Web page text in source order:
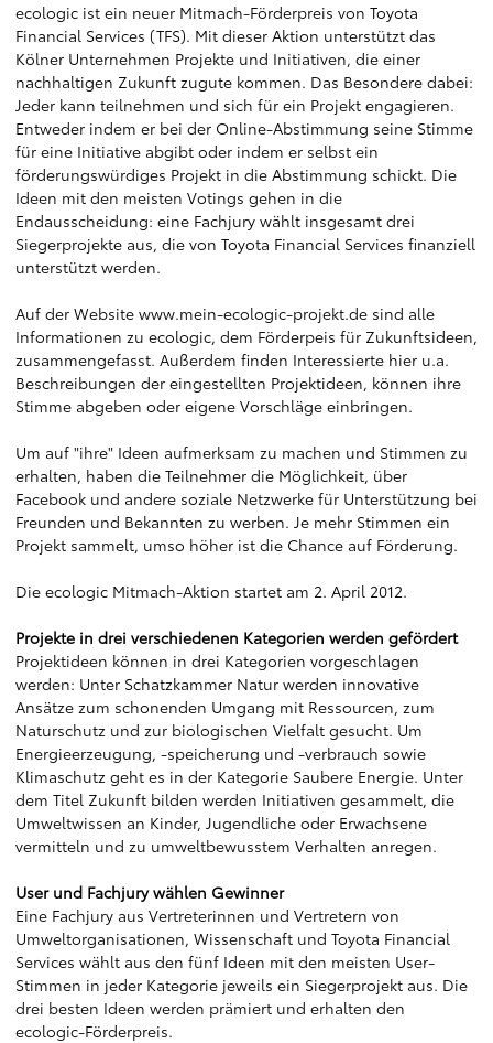
ecologic ist ein neuer Mitmach-Förderpreis von Toyota
Financial Services (TFS). Mit dieser Aktion unterstützt das
Kölner Unternehmen Projekte und Initiativen, die einer
nachhaltigen Zukunft zugute kommen. Das Besondere dabei:
Jeder kann teilnehmen und sich für ein Projekt engagieren.
Entweder indem er bei der Online-Abstimmung seine Stimme
für eine Initiative abgibt oder indem er selbst ein
förderungswürdiges Projekt in die Abstimmung schickt. Die
Ideen mit den meisten Votings gehen in die
Endausscheidung: eine Fachjury wählt insgesamt drei
Siegerprojekte aus, die von Toyota Financial Services finanziell
unterstützt werden.
Auf der Website www.mein-ecologic-projekt.de sind alle
Informationen zu ecologic, dem Förderpeis für Zukunftsideen,
zusammengefasst. Außerdem finden Interessierte hier u.a.
Beschreibungen der eingestellten Projektideen, können ihre
Stimme abgeben oder eigene Vorschläge einbringen.
Um auf "ihre" Ideen aufmerksam zu machen und Stimmen zu
erhalten, haben die Teilnehmer die Möglichkeit, über
Facebook und andere soziale Netzwerke für Unterstützung bei
Freunden und Bekannten zu werben. Je mehr Stimmen ein
Projekt sammelt, umso höher ist die Chance auf Förderung.
Die ecologic Mitmach-Aktion startet am 2. April 2012.
Projekte in drei verschiedenen Kategorien werden gefördert
Projektideen können in drei Kategorien vorgeschlagen
werden: Unter Schatzkammer Natur werden innovative
Ansätze zum schonenden Umgang mit Ressourcen, zum
Naturschutz und zur biologischen Vielfalt gesucht. Um
Energieerzeugung, -speicherung und -verbrauch sowie
Klimaschutz geht es in der Kategorie Saubere Energie. Unter
dem Titel Zukunft bilden werden Initiativen gesammelt, die
Umweltwissen an Kinder, Jugendliche oder Erwachsene
vermitteln und zu umweltbewusstem Verhalten anregen.
User und Fachjury wählen Gewinner
Eine Fachjury aus Vertreterinnen und Vertretern von
Umweltorganisationen, Wissenschaft und Toyota Financial
Services wählt aus den fünf Ideen mit den meisten User-
Stimmen in jeder Kategorie jeweils ein Siegerprojekt aus. Die
drei besten Ideen werden prämiert und erhalten den
ecologic-Förderpreis.